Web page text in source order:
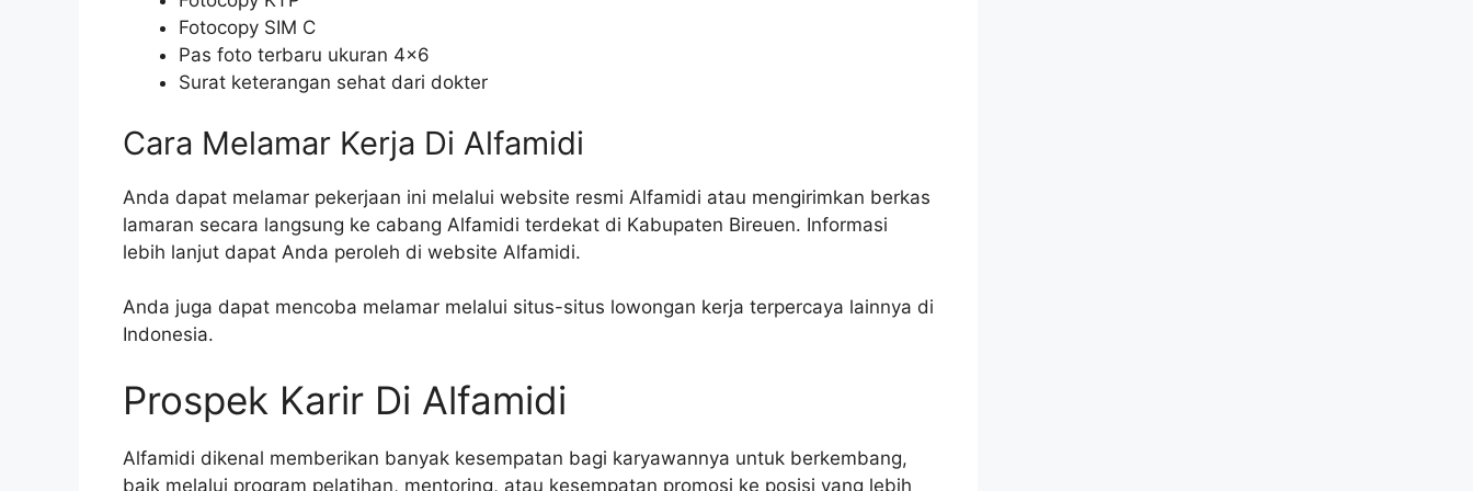
Fotocopy SIM C
Pas foto terbaru ukuran 4×6
Surat keterangan sehat dari dokter
Cara Melamar Kerja Di Alfamidi
Anda dapat melamar pekerjaan ini melalui website resmi Alfamidi atau mengirimkan berkas
lamaran secara langsung ke cabang Alfamidi terdekat di Kabupaten Bireuen. Informasi
lebih lanjut dapat Anda peroleh di website Alfamidi.
Anda juga dapat mencoba melamar melalui situs-situs lowongan kerja terpercaya lainnya di
Indonesia.
Prospek Karir Di Alfamidi
Alfamidi dikenal memberikan banyak kesempatan bagi karyawannya untuk berkembang,
baik melalui program pelatihan, mentoring, atau kesempatan promosi ke posisi yang lebih